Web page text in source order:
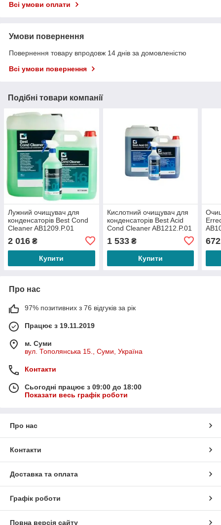
Всі умови оплати
Умови повернення
Повернення товару впродовж 14 днів за домовленістю
Всі умови повернення
Подібні товари компанії
Лужний очищувач для
конденсаторів Best Cond
Cleaner AB1209.P.01
2 016 ₴
Купити
Кислотний очищувач для
конденсаторів Best Acid
Cond Cleaner AB1212.P.01
1 533₴
Купити
672
Про нас
97% позитивних з 76 відгуків за рік
Працює з 19.11.2019
м. Суми
вул. Тополянська 15., Суми, Україна
Контакти
Сьогодні працює з 09:00 до 18:00
Показати весь графік роботи
Про нас
Контакти
Доставка та оплата
Графік роботи
Повна версія сайту